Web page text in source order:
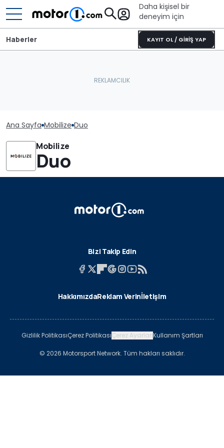
Daha kişisel bir
deneyim için
KAYIT OL / GİRİŞ YAP
Haberler
Ana Sayfa Mobilize Duo
Mobilize
Duo
Bizi Takip Edin
HakkımızdaReklam Verinİletişim
Gizlilik PolitikasıÇerez PolitikasıÇerez AyarlarıKullanım Şartları
© 2026 Motorsport Network. Tüm hakları saklıdır.